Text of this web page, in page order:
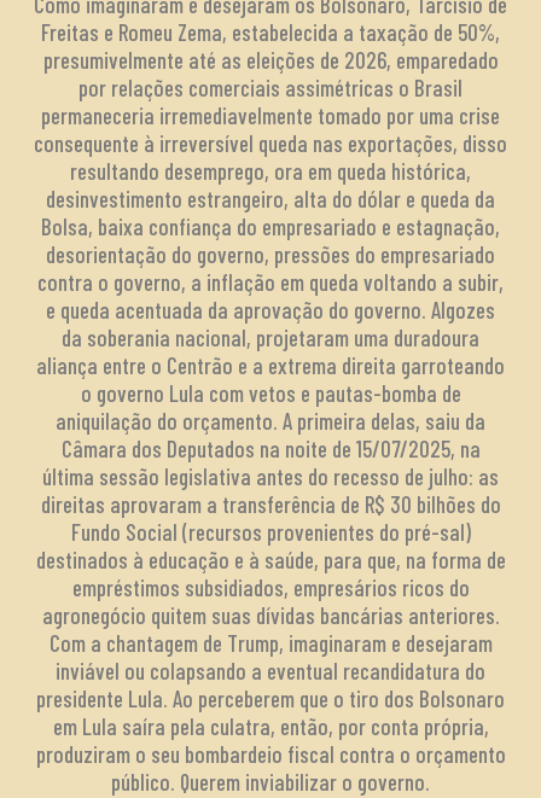
Freitas e Romeu Zema, estabelecida a taxação de 50%,
presumivelmente até as eleições de 2026, emparedado
por relações comerciais assimétricas o Brasil
permaneceria irremediavelmente tomado por uma crise
consequente à irreversível queda nas exportações, disso
resultando desemprego, ora em queda histórica,
desinvestimento estrangeiro, alta do dólar e queda da
Bolsa, baixa confiança do empresariado e estagnação,
desorientação do governo, pressões do empresariado
contra o governo, a inflação em queda voltando a subir,
e queda acentuada da aprovação do governo. Algozes
da soberania nacional, projetaram uma duradoura
aliança entre o Centrão e a extrema direita garroteando
o governo Lula com vetos e pautas-bomba de
aniquilação do orçamento. A primeira delas, saiu da
Câmara dos Deputados na noite de 15/07/2025, na
última sessão legislativa antes do recesso de julho: as
direitas aprovaram a transferência de R$ 30 bilhões do
Fundo Social (recursos provenientes do pré-sal)
destinados à educação e à saúde, para que, na forma de
empréstimos subsidiados, empresários ricos do
agronegócio quitem suas dívidas bancárias anteriores.
Com a chantagem de Trump, imaginaram e desejaram
inviável ou colapsando a eventual recandidatura do
presidente Lula. Ao perceberem que o tiro dos Bolsonaro
em Lula saíra pela culatra, então, por conta própria,
produziram o seu bombardeio fiscal contra o orçamento
público. Querem inviabilizar o governo.